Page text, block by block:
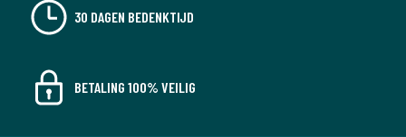
30 DAGEN BEDENKTIJD
BETALING 100% VEILIG